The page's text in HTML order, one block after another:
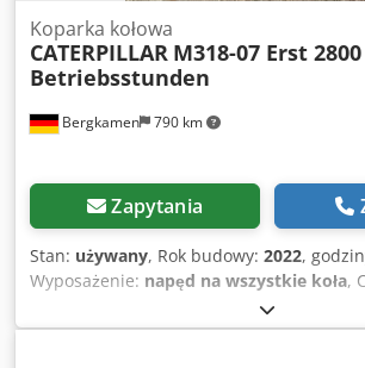
Bergkamen 790 km
Koparka kołowa
CATERPILLAR M318-07 Erst 2800
Betriebsstunden
Zapytania
Stan: używany, Rok budowy: 2022,
Wyposażenie: napęd na wszystkie koła,
Silnik? Silnik: Cat C4.4 ? Moc (ISO 14396):
KM ? Pojemność: 4,4 l ? Cylindry: 4 ?
Osiągi Prędkość maksymalna: do ok. 35